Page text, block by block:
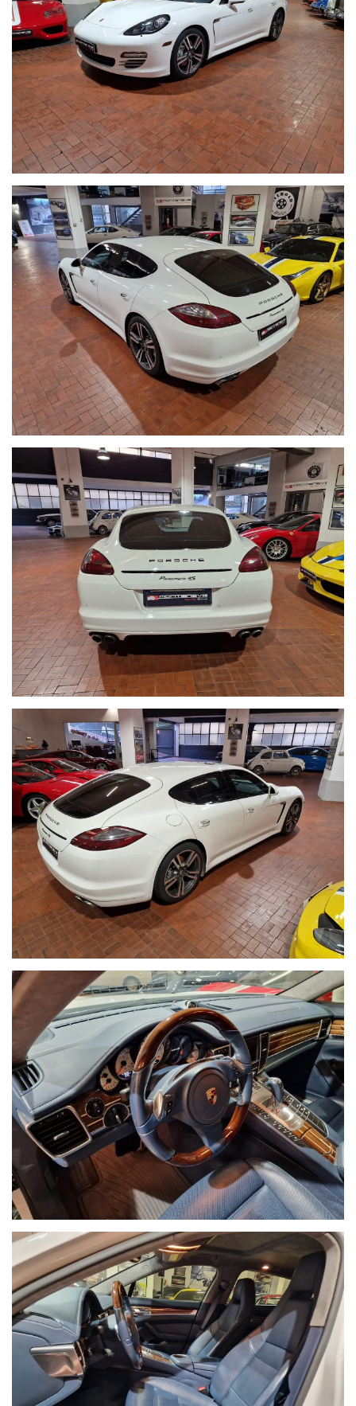
https://www.facebook.com/Montenevegroup
------VUOI VENDERE LA TUA AUTO------
ACQUISTIAMO LA VOSTRA AUTO PAGAMENTO IMMEDIATO
TRAMITE ASSEGNO CIRCOLARE DOPO VISIONE E PROVA
------CONTO VENDITA ED ASSISTENZA ALLA VENDITA------
SE VOLETE VENDERE LA VOSTRA AUTO SENZA DOVERVI
OCCUPARE DI TRATTATIVE E PAGAMENTI POSSIAMO
OCCUPARCENE NOI,METTIAMO A DISPOSIZIONE LA NOSTRA
SERIETA' E COMPETENZA,CUSTODIAMO LA VOSTRA VETTURA
NEL NOSTRO SHOWROOM,VALUTIAMO LE OFFERTE
PERVENUTECI E VI INFORMIAMO IN TEMPO REALE CERCANDO
SEMPRE DI TENERE CONTO DELLE VOSTRE ESIGENZE